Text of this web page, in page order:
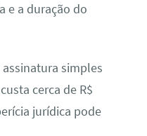
e a duração do
simples
cerca de R$
jurídica pode